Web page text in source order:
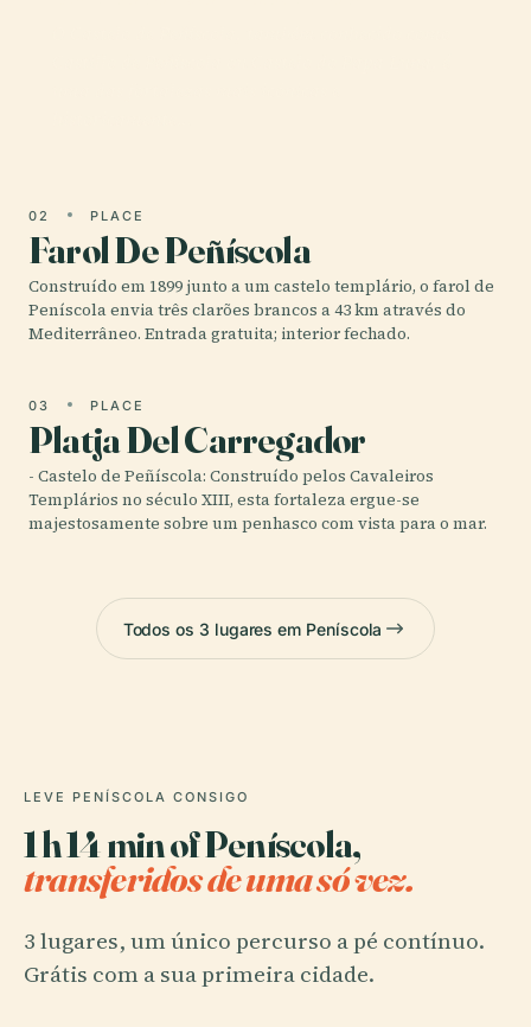
02 PLACE
Farol De Peñíscola
Construído em 1899 junto a um castelo templário, o farol de
Peníscola envia três clarões brancos a 43 km através do
Mediterrâneo. Entrada gratuita; interior fechado.
03 PLACE
Platja Del Carregador
- Castelo de Peñíscola: Construído pelos Cavaleiros
Templários no século XIII, esta fortaleza ergue-se
majestosamente sobre um penhasco com vista para o mar.
Todos os 3 lugares em Peníscola
LEVE PENÍSCOLA CONSIGO
1 h 14 min of Peníscola,
transferidos de uma só vez.
3 lugares, um único percurso a pé contínuo.
Grátis com a sua primeira cidade.